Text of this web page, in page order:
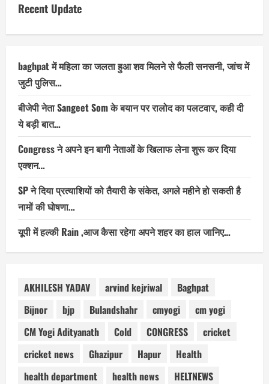
Recent Update
baghpat में महिला का जलता हुआ शव मिलने से फैली सनसनी, जांच में
जुटी पुलिस…
बीजेपी नेता Sangeet Som के बयान पर रालोद का पलटवार, कही दी
ये बड़ी बात…
Congress ने अपने इन बागी नेताओं के खिलाफ लेना शुरू कर दिया
एक्शन…
SP ने दिया प्रत्याशियों को तैयारी के संकेत, अगले महीने हो सकती है
नामों की घोषणा…
यूपी में हल्की Rain ,आज कैसा रहेगा अपने शहर का हाल जानिए…
AKHILESH YADAV arvind kejriwal
Baghpat
Bijnor
bjp Bulandshahr cmyogi
cm yogi
CM Yogi Adityanath
Cold CONGRESS
cricket
cricket news
Ghazipur Hapur
Health
health department
health news
HELTNEWS